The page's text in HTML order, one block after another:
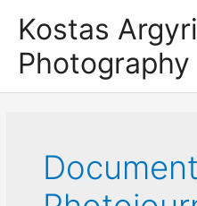
content
Kostas
Photography